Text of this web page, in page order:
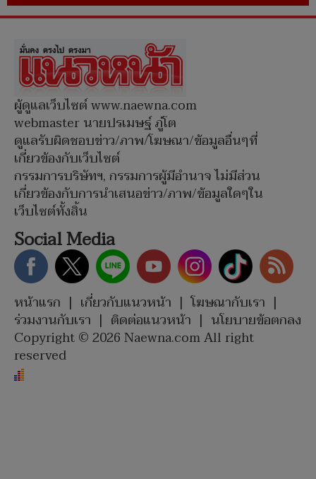
ผู้ดูแลเว็บไซต์ www.naewna.com
webmaster นายปรเมษฐ์ ภู่โต
ดูแลรับผิดชอบข่าว/ภาพ/โฆษณา/ข้อมูลอื่นๆที่
เกี่ยวข้องกับเว็บไซต์
กรรมการบริษัทฯ, กรรมการผู้มีอำนาจ ไม่มีส่วน
เกี่ยวข้องกับการนำเสนอข่าว/ภาพ/ข้อมูลใดๆใน
เว็บไซต์ทั้งสิ้น
Social Media
หน้าแรก | เกี่ยวกับแนวหน้า | โฆษณากับเรา |
ร่วมงานกับเรา | ติดต่อแนวหน้า | นโยบายข้อตกลง
Copyright © 2026 Naewna.com All right
reserved